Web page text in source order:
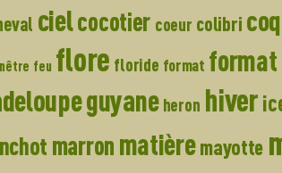
cielcocotier coeur colibri
feu flore floride format format
guyane heron hiver
marron matièremayotte